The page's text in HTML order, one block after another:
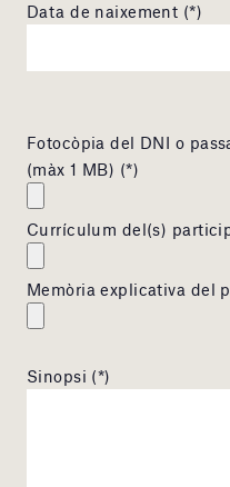
Data de naixement (*)
Fotocòpia del DNI o
(màx 1 MB) (*)
Currículum del(s)
Memòria explicativa del
Sinopsi (*)